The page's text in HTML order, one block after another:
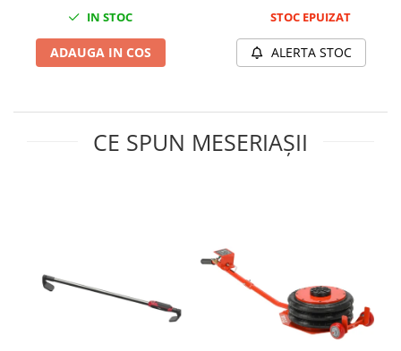
Capsatoare tapiterie
Chei de Forta
Chei Dinamometrice
Scule Electrice
Masini de insurubat si gaurit
Masini de polishat
IN STOC
ADAUGA IN COS
STOC EPUIZAT
ALERTA STOC
CE SPUN MESERIAȘII